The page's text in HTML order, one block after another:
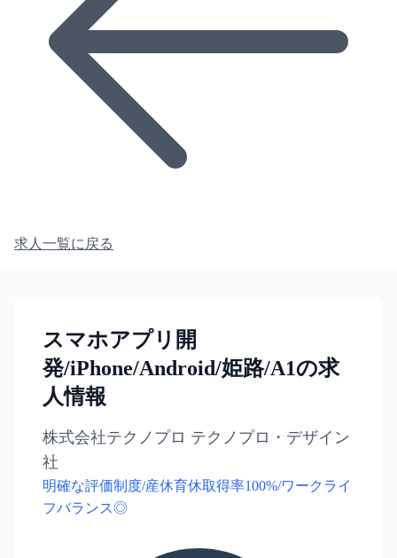
求人一覧に戻る
スマホアプリ開
発/iPhone/Android/姫路/A1の求
人情報
株式会社テクノプロ テクノプロ・デザイン
社
明確な評価制度/産休育休取得率100%/ワークライ
フバランス◎